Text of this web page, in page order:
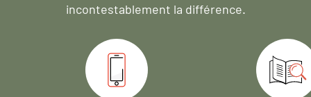
incontestablement la différence.